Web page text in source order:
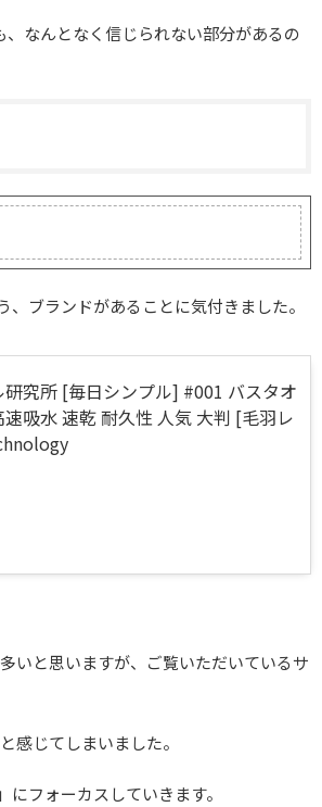
なんとなく信じられない部分があるの
ブランドがあることに気付きました。
研究所 [毎日シンプル] #001 バスタオ
吸水 速乾 耐久性 人気 大判 [毛羽レ
いと思いますが、ご覧いただいているサ
感じてしまいました。
フォーカスしていきます。